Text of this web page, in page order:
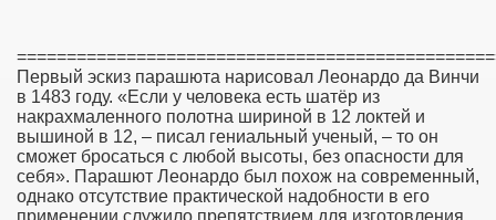
Первый эскиз парашюта нарисовал Леонардо да Винчи
в 1483 году. «Если у человека есть шатёр из
накрахмаленного полотна шириной в 12 локтей и
вышиной в 12, – писал гениальный ученый, – то он
сможет бросаться с любой высоты, без опасности для
себя». Парашют Леонардо был похож на современный,
однако отсутствие практической надобности в его
применении служило препятствием для изготовления